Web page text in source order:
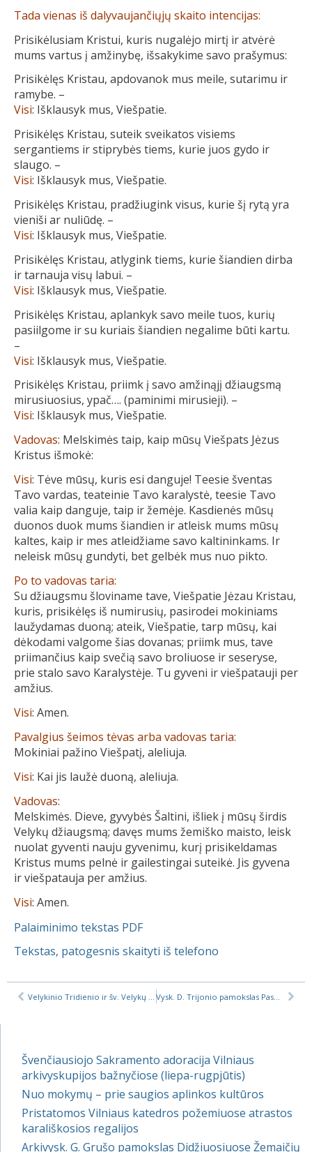
Tada vienas iš dalyvaujančiųjų skaito intencijas:
Prisikėlusiam Kristui, kuris nugalėjo mirtį ir atvėrė
mums vartus į amžinybę, išsakykime savo prašymus:
Prisikėlęs Kristau, apdovanok mus meile, sutarimu ir
ramybe. –
Visi: Išklausyk mus, Viešpatie.
Prisikėlęs Kristau, suteik sveikatos visiems
sergantiems ir stiprybės tiems, kurie juos gydo ir
slaugo. –
Visi: Išklausyk mus, Viešpatie.
Prisikėlęs Kristau, pradžiugink visus, kurie šį rytą yra
vieniši ar nuliūdę. –
Visi: Išklausyk mus, Viešpatie.
Prisikėlęs Kristau, atlygink tiems, kurie šiandien dirba
ir tarnauja visų labui. –
Visi: Išklausyk mus, Viešpatie.
Prisikėlęs Kristau, aplankyk savo meile tuos, kurių
pasiilgome ir su kuriais šiandien negalime būti kartu.
–
Visi: Išklausyk mus, Viešpatie.
Prisikėlęs Kristau, priimk į savo amžinąjį džiaugsmą
mirusiuosius, ypač…. (paminimi mirusieji). –
Visi: Išklausyk mus, Viešpatie.
Vadovas: Melskimės taip, kaip mūsų Viešpats Jėzus
Kristus išmokė:
Visi: Tėve mūsų, kuris esi danguje! Teesie šventas
Tavo vardas, teateinie Tavo karalystė, teesie Tavo
valia kaip danguje, taip ir žemėje. Kasdienės mūsų
duonos duok mums šiandien ir atleisk mums mūsų
kaltes, kaip ir mes atleidžiame savo kaltininkams. Ir
neleisk mūsų gundyti, bet gelbėk mus nuo pikto.
Po to vadovas taria:
Su džiaugsmu šloviname tave, Viešpatie Jėzau Kristau,
kuris, prisikėlęs iš numirusių, pasirodei mokiniams
laužydamas duoną; ateik, Viešpatie, tarp mūsų, kai
dėkodami valgome šias dovanas; priimk mus, tave
priimančius kaip svečią savo broliuose ir seseryse,
prie stalo savo Karalystėje. Tu gyveni ir viešpatauji per
amžius.
Visi: Amen.
Pavalgius šeimos tėvas arba vadovas taria:
Mokiniai pažino Viešpatį, aleliuja.
Visi: Kai jis laužė duoną, aleliuja.
Vadovas:
Melskimės. Dieve, gyvybės Šaltini, išliek į mūsų širdis
Velykų džiaugsmą; davęs mums žemiško maisto, leisk
nuolat gyventi nauju gyvenimu, kurį prisikeldamas
Kristus mums pelnė ir gailestingai suteikė. Jis gyvena
ir viešpatauja per amžius.
Visi: Amen.
Palaiminimo tekstas PDF
Tekstas, patogesnis skaityti iš telefono
Švenčiausiojo Sakramento adoracija Vilniaus
arkivyskupijos bažnyčiose (liepa-rugpjūtis)
Nuo mokymų – prie saugios aplinkos kultūros
Pristatomos Vilniaus katedros požemiuose atrastos
karališkosios regalijos
Arkivysk. G. Grušo pamokslas Didžiuosiuose Žemaičių